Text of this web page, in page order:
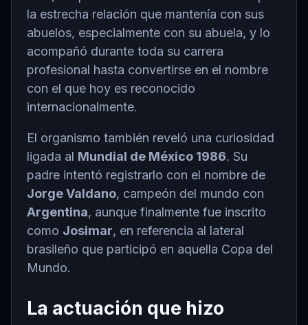
la estrecha relación que mantenía con sus
abuelos, especialmente con su abuela, y lo
acompañó durante toda su carrera
profesional hasta convertirse en el nombre
con el que hoy es reconocido
internacionalmente.
El organismo también reveló una curiosidad
ligada al Mundial de México 1986. Su
padre intentó registrarlo con el nombre de
Jorge Valdano, campeón del mundo con
Argentina, aunque finalmente fue inscrito
como Josimar, en referencia al lateral
brasileño que participó en aquella Copa del
Mundo.
La actuación que hizo